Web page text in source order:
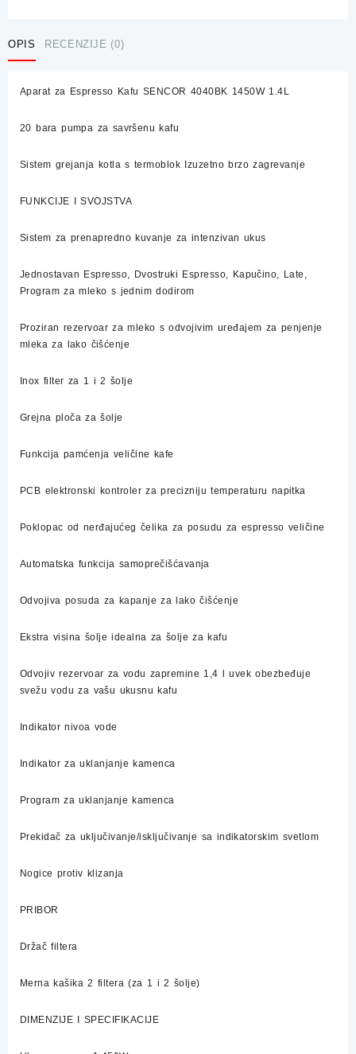
SENCOR
1.4L
OPIS RECENZIJE (0)
Aparat za Espresso Kafu SENCOR 4040BK 1450W 1.4L
20 bara pumpa za savršenu kafu
Sistem grejanja kotla s termoblok Izuzetno brzo zagrevanje
FUNKCIJE I SVOJSTVA
Sistem za prenapredno kuvanje za intenzivan ukus
Jednostavan Espresso, Dvostruki Espresso, Kapučino, Late,
Program za mleko s jednim dodirom
Proziran rezervoar za mleko s odvojivim uređajem za penjenje
mleka za lako čišćenje
Inox filter za 1 i 2 šolje
Grejna ploča za šolje
Funkcija pamćenja veličine kafe
PCB elektronski kontroler za precizniju temperaturu napitka
Poklopac od nerđajućeg čelika za posudu za espresso veličine
Automatska funkcija samoprečišćavanja
Odvojiva posuda za kapanje za lako čišćenje
Ekstra visina šolje idealna za šolje za kafu
Odvojiv rezervoar za vodu zapremine 1,4 l uvek obezbeđuje
svežu vodu za vašu ukusnu kafu
Indikator nivoa vode
Indikator za uklanjanje kamenca
Program za uklanjanje kamenca
Prekidač za uključivanje/isključivanje sa indikatorskim svetlom
Nogice protiv klizanja
PRIBOR
Držač filtera
Merna kašika 2 filtera (za 1 i 2 šolje)
DIMENZIJE I SPECIFIKACIJE